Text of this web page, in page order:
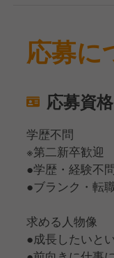
応募に
応募資格
学歴不問
※第二新卒歓迎
●学歴・経験不
●ブランク・転
求める人物像
●成長したいと